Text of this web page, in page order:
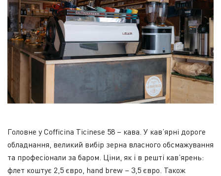
Головне у Cofficina Ticinese 58 – кава. У кав’ярні дороге
обладнання, великий вибір зерна власного обсмажування
та професіонали за баром. Ціни, як і в решті кав’ярень:
флет коштує 2,5 євро, hand brew – 3,5 євро. Також